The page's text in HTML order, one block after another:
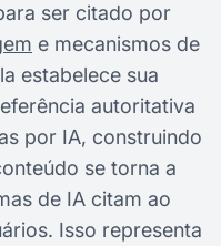
ser citado por
e mecanismos de
estabelece sua
autoritativa
por IA, construindo
se torna a
de IA citam ao
Isso representa